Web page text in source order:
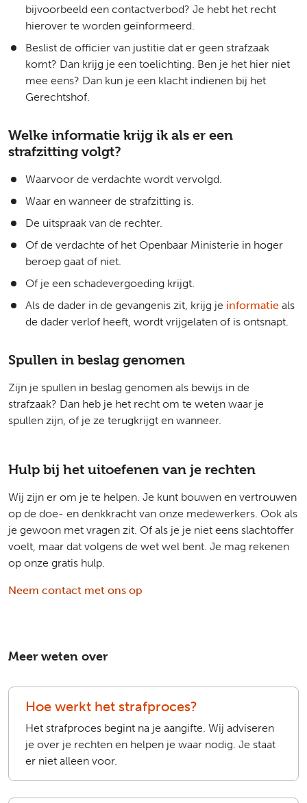
bijvoorbeeld een contactverbod? Je hebt het recht
hierover te worden geïnformeerd.
Beslist de officier van justitie dat er geen strafzaak
komt? Dan krijg je een toelichting. Ben je het hier niet
mee eens? Dan kun je een klacht indienen bij het
Gerechtshof.
Welke informatie krijg ik als er een
strafzitting volgt?
Waarvoor de verdachte wordt vervolgd.
Waar en wanneer de strafzitting is.
De uitspraak van de rechter.
Of de verdachte of het Openbaar Ministerie in hoger
beroep gaat of niet.
Of je een schadevergoeding krijgt.
Als de dader in de gevangenis zit, krijg je informatie als
de dader verlof heeft, wordt vrijgelaten of is ontsnapt.
Spullen in beslag genomen
Zijn je spullen in beslag genomen als bewijs in de
strafzaak? Dan heb je het recht om te weten waar je
spullen zijn, of je ze terugkrijgt en wanneer.
Hulp bij het uitoefenen van je rechten
Wij zijn er om je te helpen. Je kunt bouwen en vertrouwen
op de doe- en denkkracht van onze medewerkers. Ook als
je gewoon met vragen zit. Of als je je niet eens slachtoffer
voelt, maar dat volgens de wet wel bent. Je mag rekenen
op onze gratis hulp.
Neem contact met ons op
Meer weten over
Hoe werkt het strafproces?
Het strafproces begint na je aangifte. Wij adviseren
je over je rechten en helpen je waar nodig. Je staat
er niet alleen voor.